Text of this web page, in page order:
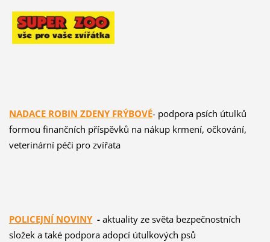
NADACE ROBIN ZDENY FRÝBOVÉ- podpora psích útulků
formou finančních příspěvků na nákup krmení, očkování,
veterinární péči pro zvířata
POLICEJNÍ NOVINY- aktuality ze světa bezpečnostních
složek a také podpora adopcí útulkových psů